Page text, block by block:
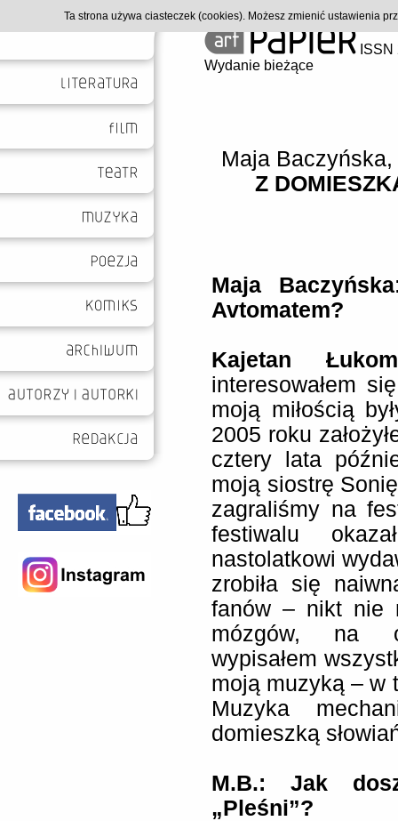
Wydanie bieżące
Maja Baczyńska,
Z
Maja Baczyńska
Avtomatem?
Kajetan
interesowałem
moją miłością
2005 roku
cztery lata
moją siostrę
zagraliśmy na
festiwalu
nastolatkowi
zrobiła się
fanów – nikt nie
mózgów, na
wypisałem
moją muzyką – w
Muzyka
domieszką
M.B.:
Jak
„Pleśni”?
Ta strona używa ciasteczek (cookies). Możesz zmienić ustawienia